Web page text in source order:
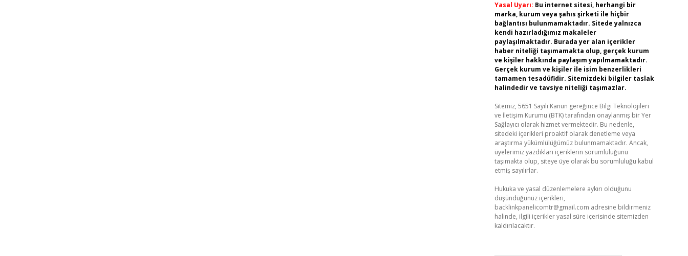
Yasal Uyarı: Bu internet sitesi, herhangi bir
marka, kurum veya şahıs şirketi ile hiçbir
bağlantısı bulunmamaktadır. Sitede yalnızca
kendi hazırladığımız makaleler
paylaşılmaktadır. Burada yer alan içerikler
haber niteliği taşımamakta olup, gerçek kurum
ve kişiler hakkında paylaşım yapılmamaktadır.
Gerçek kurum ve kişiler ile isim benzerlikleri
tamamen tesadüfidir. Sitemizdeki bilgiler taslak
halindedir ve tavsiye niteliği taşımazlar.
Sitemiz, 5651 Sayılı Kanun gereğince Bilgi Teknolojileri
ve İletişim Kurumu (BTK) tarafından onaylanmış bir Yer
Sağlayıcı olarak hizmet vermektedir. Bu nedenle,
sitedeki içerikleri proaktif olarak denetleme veya
araştırma yükümlülüğümüz bulunmamaktadır. Ancak,
üyelerimiz yazdıkları içeriklerin sorumluluğunu
taşımakta olup, siteye üye olarak bu sorumluluğu kabul
etmiş sayılırlar.
Hukuka ve yasal düzenlemelere aykırı olduğunu
düşündüğünüz içerikleri,
backlinkpanelicomtr@gmail.com adresine bildirmeniz
halinde, ilgili içerikler yasal süre içerisinde sitemizden
kaldırılacaktır.